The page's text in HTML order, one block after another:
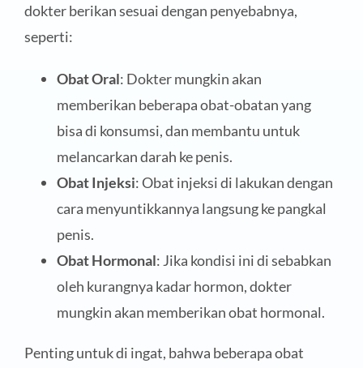
dokter berikan sesuai dengan penyebabnya,
seperti:
Obat Oral: Dokter mungkin akan
memberikan beberapa obat-obatan yang
bisa di konsumsi, dan membantu untuk
melancarkan darah ke penis.
Obat Injeksi: Obat injeksi di lakukan dengan
cara menyuntikkannya langsung ke pangkal
penis.
Obat Hormonal: Jika kondisi ini di sebabkan
oleh kurangnya kadar hormon, dokter
mungkin akan memberikan obat hormonal.
Penting untuk di ingat, bahwa beberapa obat